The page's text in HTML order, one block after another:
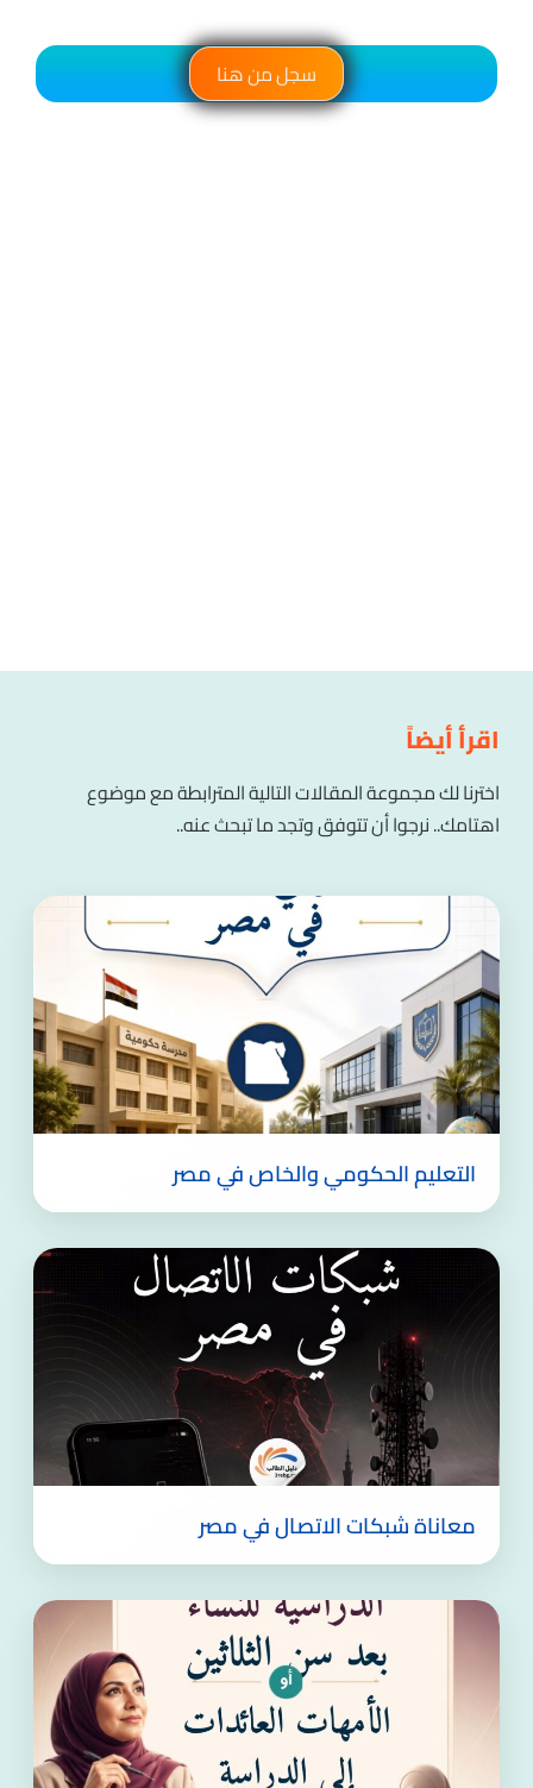
سجل من هنا
اقرأ أيضاً
اخترنا لك مجموعة المقالات التالية المترابطة مع موضوع
اهتامك.. نرجوا أن تتوفق وتجد ما تبحث عنه..
التعليم الحكومي والخاص في مصر
معاناة شبكات الاتصال في مصر